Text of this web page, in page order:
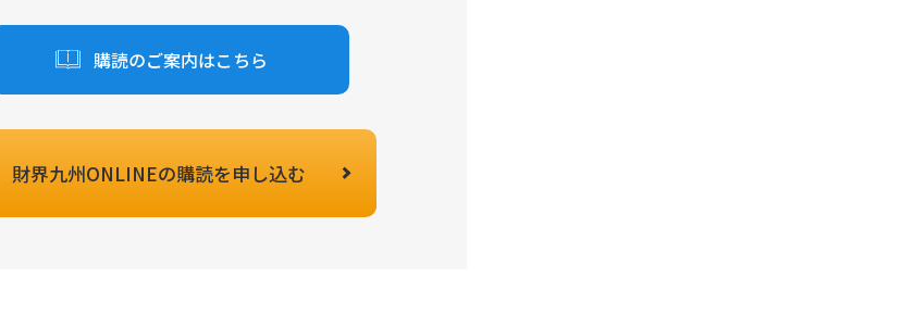
購読のご案内はこちら
財界九州ONLINEの購読を申し込む